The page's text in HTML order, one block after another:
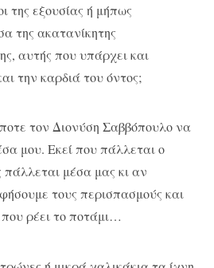
της εξουσίας ή μήπως
της ακατανίκητης
αυτής που υπάρχει και
την καρδιά του όντος;
τον Διονύση Σαββόπουλο να
μου. Εκεί που πάλλεται ο
πάλλεται μέσα μας κι αν
τους περισπασμούς και
ρέει το ποτάμι…